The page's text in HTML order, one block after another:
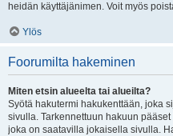
heidän käyttäjänimen. Voit myös
Ylös
Foorumilta hakeminen
Miten etsin alueelta tai alueilta?
Syötä hakutermi hakukenttään, joka
sivulla. Tarkennettuun hakuun
joka on saatavilla jokaisella sivulla.